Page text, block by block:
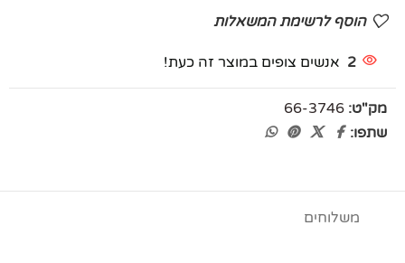
הוסף לרשימת המשאלות
2 אנשים צופים במוצר זה כעת!
מק"ט: 66-3746
שתפו:
משלוחים